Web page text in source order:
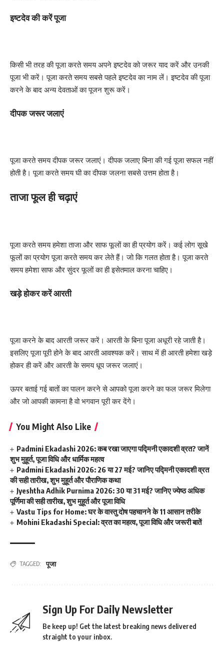
इष्टदेव की करें पूजा
किसी भी तरह की पूजा करते समय अपने इष्टदेव को जरूर याद करें और उनकी
पूजा भी करें। पूजा करते समय सबसे पहले इष्टदेव का नाम लें। इष्टदेव की पूजा
करने के बाद अन्य देवताओं का पूजन शुरू करें।
दीपक जरूर जलाएं
पूजा करते समय दीपक जरूर जलाएं। दीपक जलाए बिना की गई पूजा सफल नहीं
होती है। पूजा करते समय घी का दीपक जलना सबसे उत्तम होता है।
ताजा फूल ही चढ़ाएं
पूजा करते समय हमेशा ताजा और साफ फूलों का ही प्रयोग करें। कई लोग सूखे
फूलों का प्रयोग पूजा करते समय कर लेते हैं। जो कि गलत होता है। पूजा करते
समय हमेशा साफ और सुंदर फूलों का ही इसेतमाल करना चाहिए।
खड़े होकर करें आरती
पूजा करने के बाद आरती जरूर करें। आरती के बिना पूजा अधूरी रहे जाती है।
इसलिए पूजा पूरी होने के बाद आरती आवश्यक करें। साथ में ही आरती हमेशा खड़े
होकर ही करें और आरती के समय धूप जरूर जलाएं।
ऊपर बताई गई बातों का पालन करने से आपको पूजा करने का फल जरूर मिलेगा
और जो आपकी कामना है वो भगवान पूरी कर देंगे।
You Might Also Like
Padmini Ekadashi 2026: कब रखा जाएगा पद्मिनी एकादशी व्रत? जानें
शुभ मुहूर्त, पूजा विधि और धार्मिक महत्व
Padmini Ekadashi 2026: 26 या 27 मई? जानिए पद्मिनी एकादशी व्रत
की सही तारीख, शुभ मुहूर्त और पौराणिक कथा
Jyeshtha Adhik Purnima 2026: 30 या 31 मई? जानिए ज्येष्ठ अधिक
पूर्णिमा की सही तारीख, शुभ मुहूर्त और पूजा विधि
Vastu Tips for Home: घर के वास्तु दोष पहचानने के 11 आसान तरीके
Mohini Ekadashi Special: व्रत का महत्व, पूजा विधि और जरूरी बातें
TAGGED: पूजा
Sign Up For Daily Newsletter
Be keep up! Get the latest breaking news delivered
straight to your inbox.